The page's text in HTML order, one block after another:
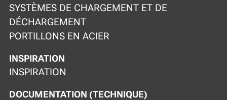
SYSTÈMES DE CHARGEMENT ET DE
DÉCHARGEMENT
PORTILLONS EN ACIER
INSPIRATION
INSPIRATION
DOCUMENTATION (TECHNIQUE)